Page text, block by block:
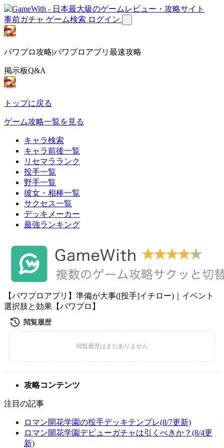
事前ガチャ ゲーム検索 ログイン
パワプロ攻略|パワプロアプリ最速攻略
掲示板Q&A
トップに戻る
ゲーム攻略一覧を見る
キャラ検索
キャラ前後一覧
リセマラランク
投手一覧
野手一覧
彼女・相棒一覧
サクセス一覧
デッキメーカー
最強ランキング
【パワプロアプリ】準備が大事([投手]イチロー)｜イベント
選択肢と効果【パワプロ】
攻略コンテンツ
注目の記事
ロマン開花学園の投手デッキテンプレ(8/7更新)
ロマン開花学園デビューガチャは引くべきか？(8/4更
新)